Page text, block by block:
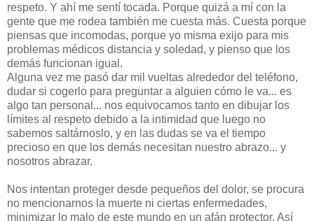
respeto. Y ahí me sentí tocada. Porque quizá a mí con la
gente que me rodea también me cuesta más. Cuesta porque
piensas que incomodas, porque yo misma exijo para mis
problemas médicos distancia y soledad, y pienso que los
demás funcionan igual.
Alguna vez me pasó dar mil vueltas alrededor del teléfono,
dudar si cogerlo para preguntar a alguien cómo le va... es
algo tan personal... nos equivocamos tanto en dibujar los
límites al respeto debido a la intimidad que luego no
sabemos saltárnoslo, y en las dudas se va el tiempo
precioso en que los demás necesitan nuestro abrazo... y
nosotros abrazar.
Nos intentan proteger desde pequeños del dolor, se procura
no mencionarnos la muerte ni ciertas enfermedades,
minimizar lo malo de este mundo en un afán protector. Así